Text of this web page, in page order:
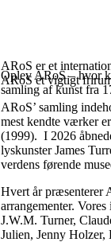
Oplev ARoS – hvor
samling af kunst fra
ARoS er et
ARoS et vigtigt
ARoS’ samling
mest kendte værker
(1999). I 2026
lyskunster James
verdens førende
Hvert år præsenterer
arrangementer.
J.W.M. Turner,
Julien, Jenny